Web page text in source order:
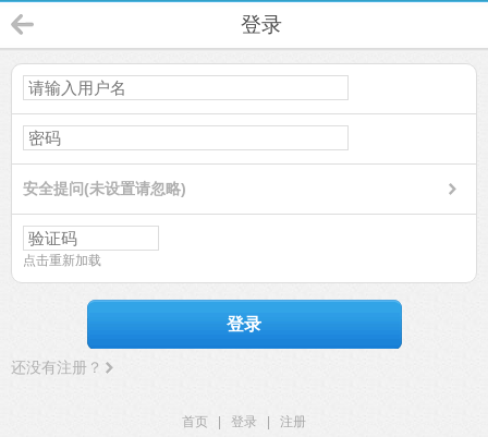
登录
安全提问(未设置请忽略)
点击重新加载
登录
还没有注册？
首页 登录
注册